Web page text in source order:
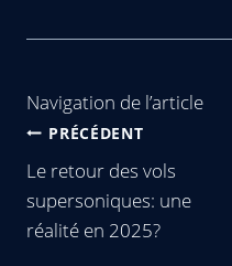
Navigation de l’article
PRÉCÉDENT
Le retour des vols
supersoniques: une
réalité en 2025?